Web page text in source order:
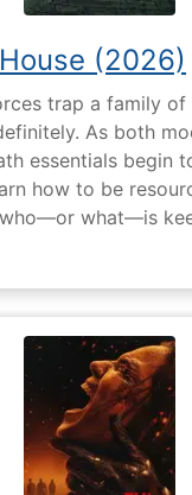
(2026)
trap a family of
As both
essentials begin
how to be
what—is